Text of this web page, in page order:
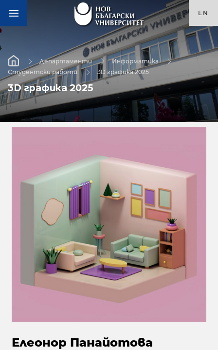
EN
Департаменти
Информатика
Студентски работи
3D графика 2025
3D графика 2025
Елеонор Панайотова